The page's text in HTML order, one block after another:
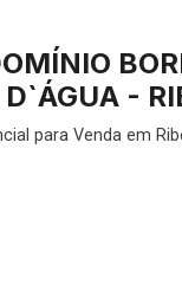
-
para Venda em